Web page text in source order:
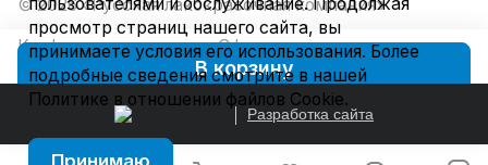
В корзину
© 2026 «Русская лакокрасочная компания»
Конфиденциальность
Оферта
Разработка сайта
просмотр страниц нашего сайта, вы
принимаете условия его использования. Более
подробные сведения смотрите в нашей
Политике в отношении файлов Cookie.
Принимаю